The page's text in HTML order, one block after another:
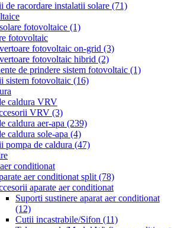
de racordare instalatii solare (71)
fotovoltaice (1)
fotovoltaic
fotovoltaic on-grid (3)
fotovoltaic hibrid (2)
de prindere sistem fotovoltaic (1)
sistem fotovoltaic (16)
caldura VRV
VRV (3)
caldura aer-apa (239)
caldura sole-apa (4)
pompa de caldura (47)
conditionat
aer conditionat split (78)
aparate aer conditionat
Suporti sustinere aparat aer conditionat
(12)
Cutii incastrabile/Sifon (11)